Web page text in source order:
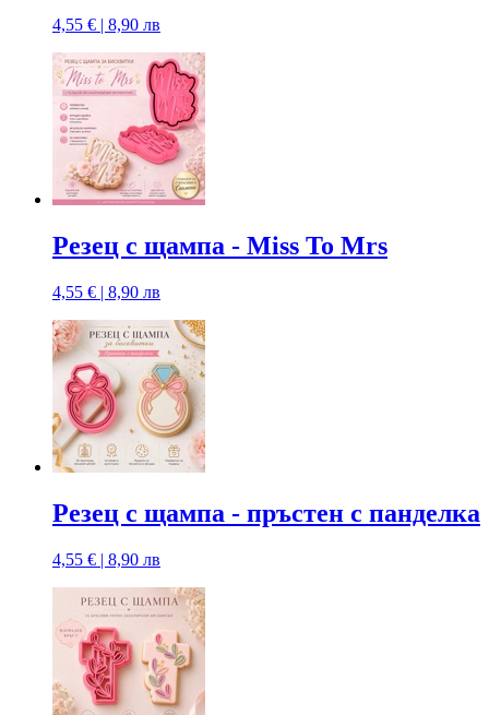
4,55 € | 8,90 лв
Резец с щампа - Miss To Mrs
4,55 € | 8,90 лв
Резец с щампа - пръстен с панделка
4,55 € | 8,90 лв